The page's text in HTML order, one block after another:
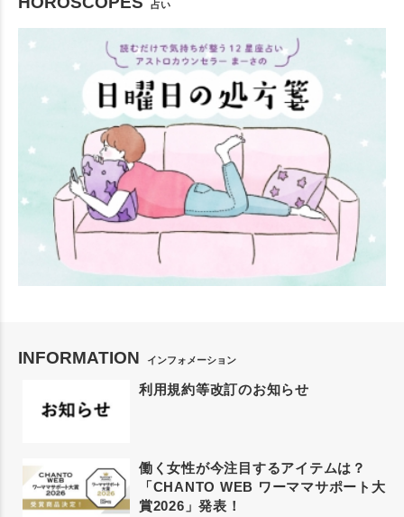
占い
INFORMATION インフォメーション
利用規約等改訂のお知らせ
働く女性が今注目するアイテムは？
「CHANTO WEB ワーママサポート大
賞2026」発表！